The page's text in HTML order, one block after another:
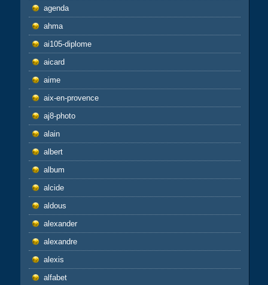
agenda
ahma
ai105-diplome
aicard
aime
aix-en-provence
aj8-photo
alain
albert
album
alcide
aldous
alexander
alexandre
alexis
alfabet